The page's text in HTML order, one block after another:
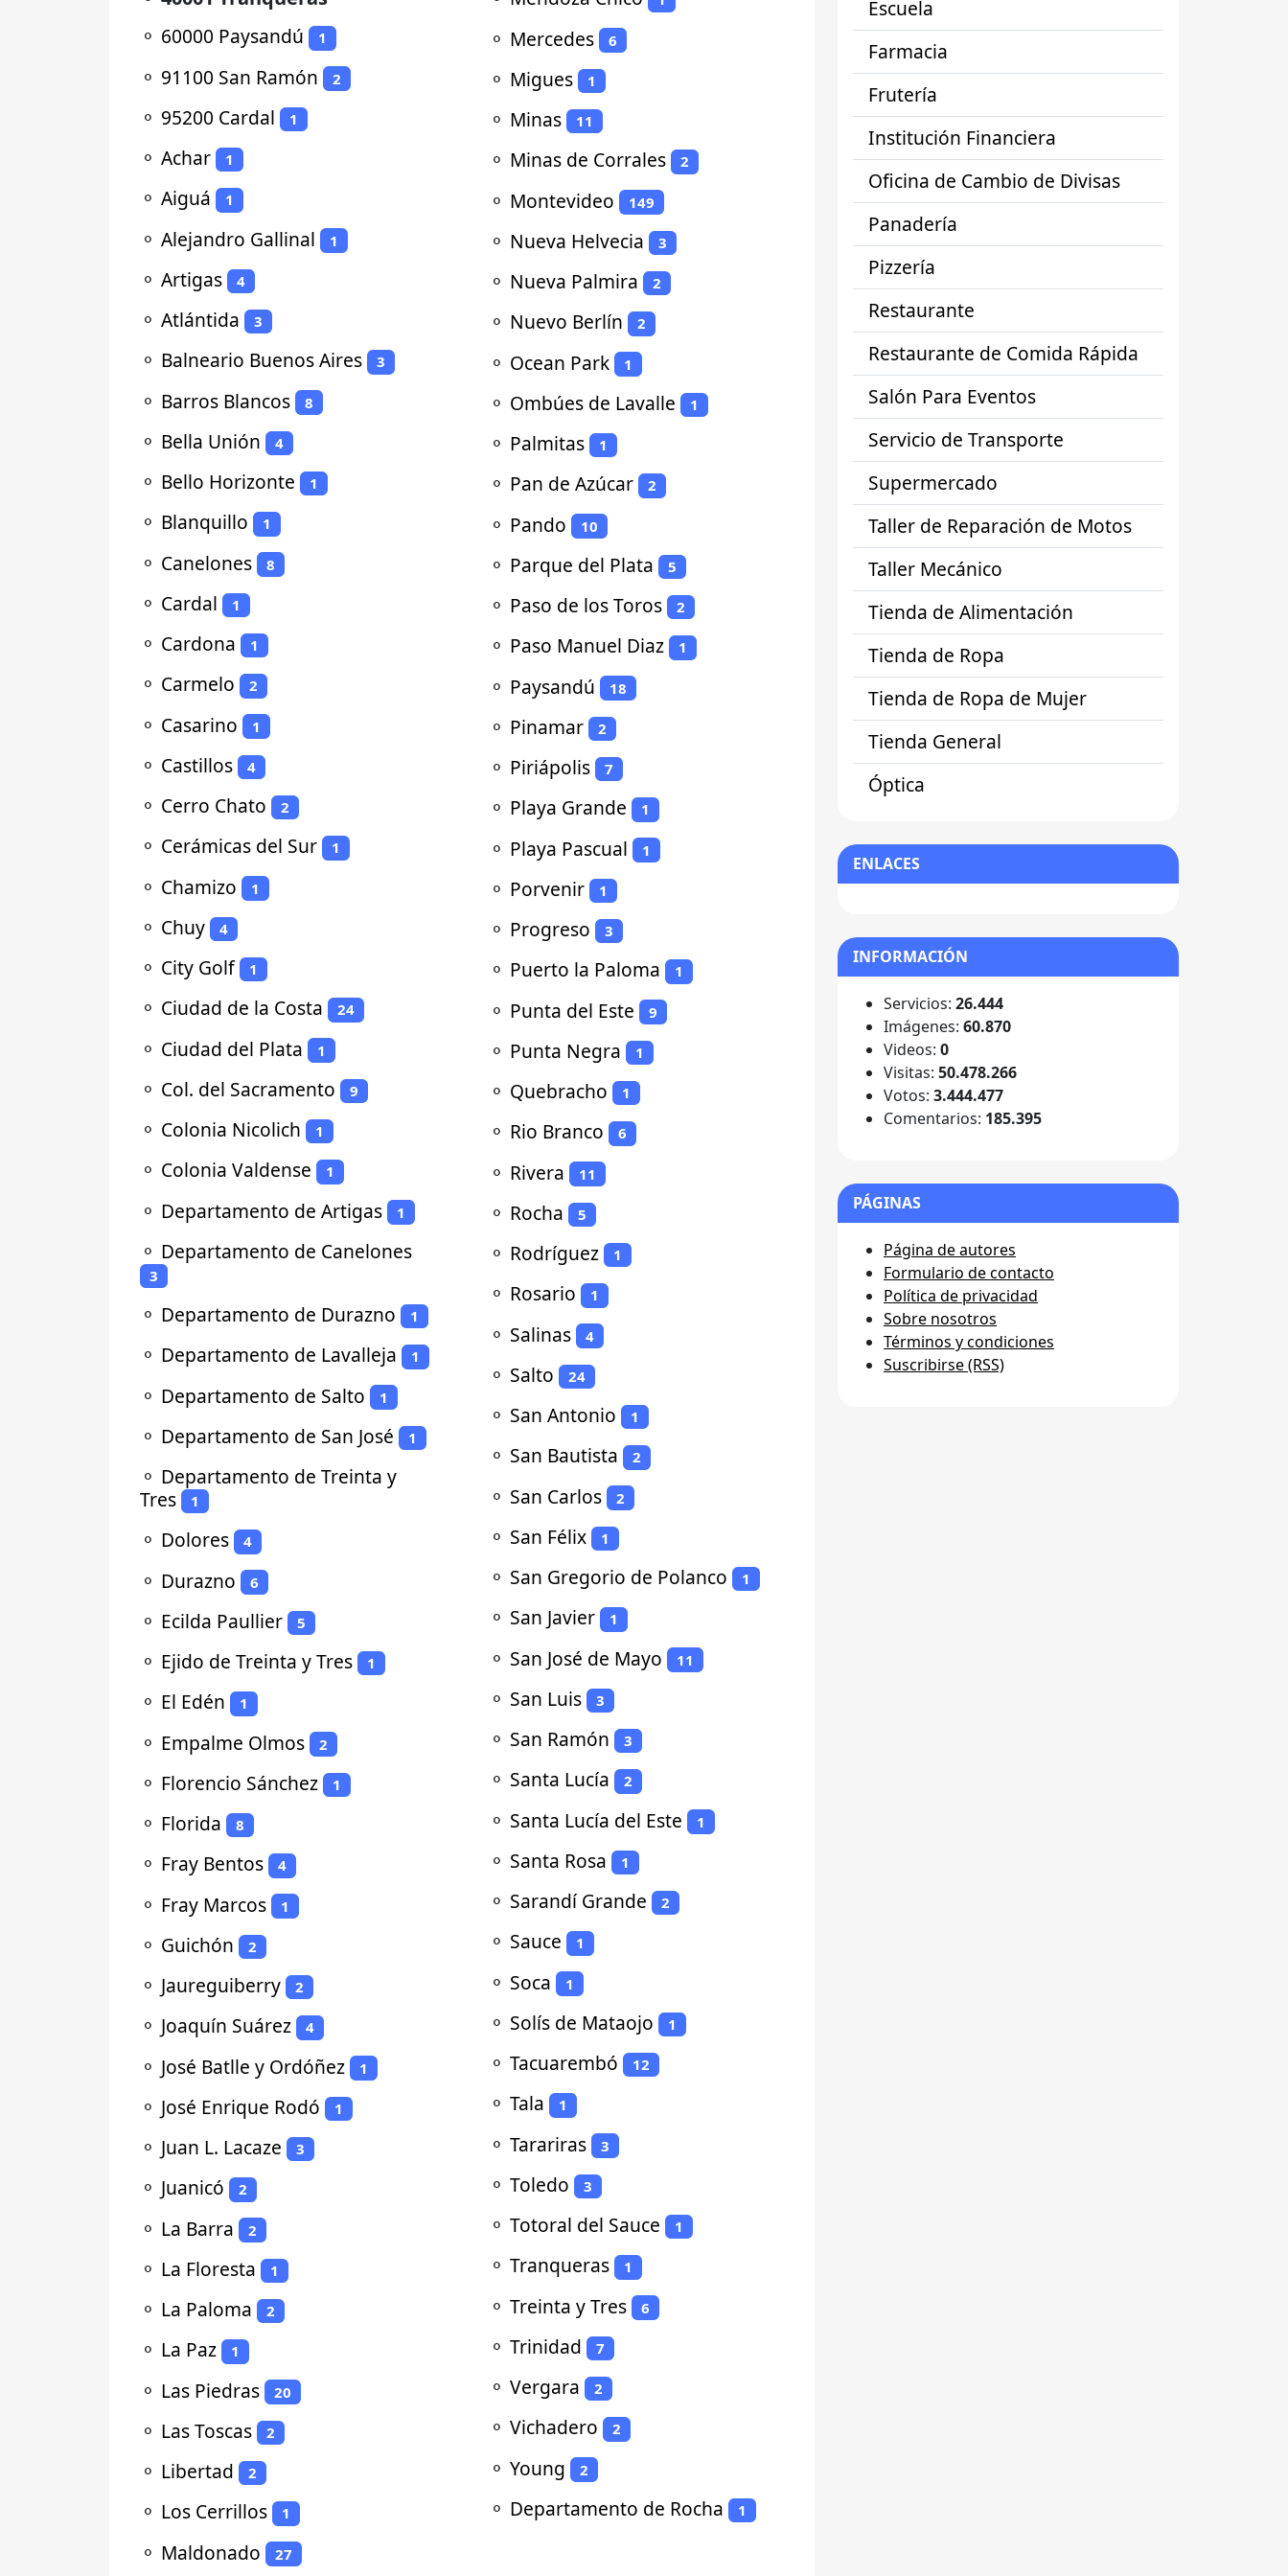
⚬ 60000 Paysandú 1
⚬ 91100 San Ramón 2
⚬ 95200 Cardal 1
⚬ Achar 1
⚬ Aiguá 1
⚬ Alejandro Gallinal 1
⚬ Artigas 4
⚬ Atlántida 3
⚬ Balneario Buenos Aires 3
⚬ Barros Blancos 8
⚬ Bella Unión 4
⚬ Bello Horizonte 1
⚬ Blanquillo 1
⚬ Canelones 8
⚬ Cardal 1
⚬ Cardona 1
⚬ Carmelo 2
⚬ Casarino 1
⚬ Castillos 4
⚬ Cerro Chato 2
⚬ Cerámicas del Sur 1
⚬ Chamizo 1
⚬ Chuy 4
⚬ City Golf 1
⚬ Ciudad de la Costa 24
⚬ Ciudad del Plata 1
⚬ Col. del Sacramento 9
⚬ Colonia Nicolich 1
⚬ Colonia Valdense 1
⚬ Departamento de Artigas 1
⚬ Departamento de Canelones
3
⚬ Departamento de Durazno 1
⚬ Departamento de Lavalleja 1
⚬ Departamento de Salto 1
⚬ Departamento de San José 1
⚬ Departamento de Treinta y
Tres
1
⚬ Dolores 4
⚬ Durazno 6
⚬ Ecilda Paullier 5
⚬ Ejido de Treinta y Tres 1
⚬ El Edén 1
⚬ Empalme Olmos 2
⚬ Florencio Sánchez 1
⚬ Florida 8
⚬ Fray Bentos 4
⚬ Fray Marcos 1
⚬ Guichón 2
⚬ Jaureguiberry 2
⚬ Joaquín Suárez 4
⚬ José Batlle y Ordóñez 1
⚬ José Enrique Rodó 1
⚬ Juan L. Lacaze 3
⚬ Juanicó 2
⚬ La Barra 2
⚬ La Floresta 1
⚬ La Paloma 2
⚬ La Paz 1
⚬ Las Piedras 20
⚬ Las Toscas 2
⚬ Libertad 2
⚬ Los Cerrillos 1
⚬ Maldonado 27
⚬ Mercedes 6
⚬ Migues 1
⚬ Minas 11
⚬ Minas de Corrales 2
⚬ Montevideo 149
⚬ Nueva Helvecia 3
⚬ Nueva Palmira 2
⚬ Nuevo Berlín 2
⚬ Ocean Park 1
⚬ Ombúes de Lavalle 1
⚬ Palmitas 1
⚬ Pan de Azúcar 2
⚬ Pando 10
⚬ Parque del Plata 5
⚬ Paso de los Toros 2
⚬ Paso Manuel Diaz 1
⚬ Paysandú 18
⚬ Pinamar 2
⚬ Piriápolis 7
⚬ Playa Grande 1
⚬ Playa Pascual 1
⚬ Porvenir 1
⚬ Progreso 3
⚬ Puerto la Paloma 1
⚬ Punta del Este 9
⚬ Punta Negra 1
⚬ Quebracho 1
⚬ Rio Branco 6
⚬ Rivera 11
⚬ Rocha 5
⚬ Rodríguez 1
⚬ Rosario 1
⚬ Salinas 4
⚬ Salto 24
⚬ San Antonio 1
⚬ San Bautista 2
⚬ San Carlos 2
⚬ San Félix 1
⚬ San Gregorio de Polanco 1
⚬ San Javier 1
⚬ San José de Mayo 11
⚬ San Luis 3
⚬ San Ramón 3
⚬ Santa Lucía 2
⚬ Santa Lucía del Este 1
⚬ Santa Rosa 1
⚬ Sarandí Grande 2
⚬ Sauce 1
⚬ Soca 1
⚬ Solís de Mataojo 1
⚬ Tacuarembó 12
⚬ Tala 1
⚬ Tarariras 3
⚬ Toledo 3
⚬ Totoral del Sauce 1
⚬ Tranqueras 1
⚬ Treinta y Tres 6
⚬ Trinidad 7
⚬ Vergara 2
⚬ Vichadero 2
⚬ Young 2
⚬ Departamento de Rocha 1
Escuela
Farmacia
Frutería
Institución Financiera
Oficina de Cambio de Divisas
Panadería
Pizzería
Restaurante
Restaurante de Comida Rápida
Salón Para Eventos
Servicio de Transporte
Supermercado
Taller de Reparación de Motos
Taller Mecánico
Tienda de Alimentación
Tienda de Ropa
Tienda de Ropa de Mujer
Tienda General
Óptica
ENLACES
INFORMACIÓN
Servicios: 26.444
Imágenes: 60.870
Videos: 0
Visitas: 50.478.266
Votos: 3.444.477
Comentarios: 185.395
PÁGINAS
Página de autores
Formulario de contacto
Política de privacidad
Sobre nosotros
Términos y condiciones
Suscribirse (RSS)